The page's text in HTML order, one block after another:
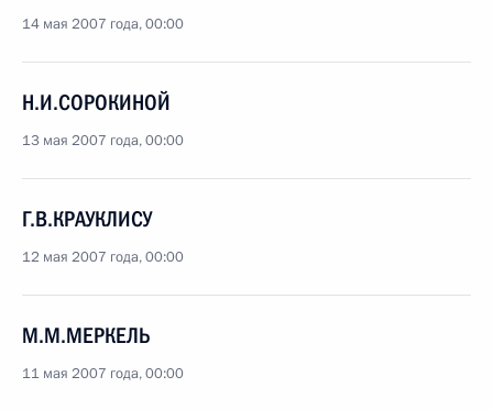
14 мая 2007 года, 00:00
Н.И.СОРОКИНОЙ
13 мая 2007 года, 00:00
Г.В.КРАУКЛИСУ
12 мая 2007 года, 00:00
М.М.МЕРКЕЛЬ
11 мая 2007 года, 00:00